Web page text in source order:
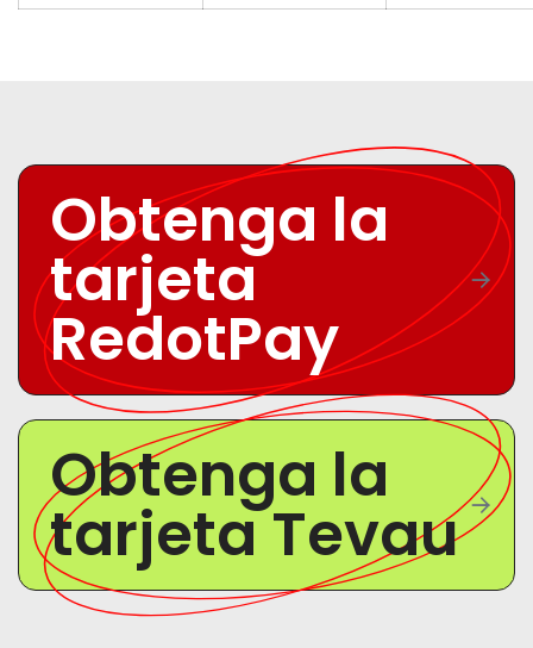
Obtenga la
tarjeta
RedotPay
Obtenga la
tarjeta Tevau